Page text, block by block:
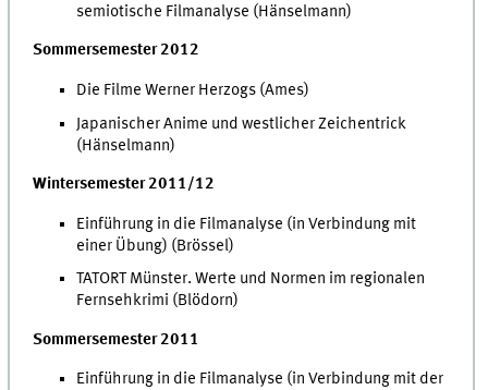
semiotische Filmanalyse (Hänselmann)
Sommersemester 2012
Die Filme Werner Herzogs (Ames)
Japanischer Anime und westlicher Zeichentrick
(Hänselmann)
Wintersemester 2011/12
Einführung in die Filmanalyse (in Verbindung mit
einer Übung) (Brössel)
TATORT Münster. Werte und Normen im regionalen
Fernsehkrimi (Blödorn)
Sommersemester 2011
Einführung in die Filmanalyse (in Verbindung mit der